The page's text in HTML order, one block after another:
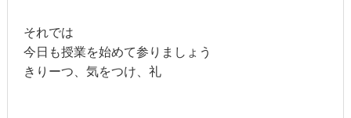
それでは
今日も授業を始めて参りましょう
きりーつ、気をつけ、礼